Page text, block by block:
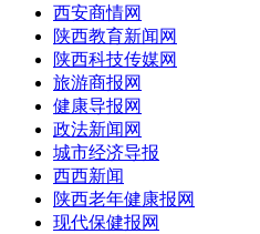
西安商情网
陕西教育新闻网
陕西科技传媒网
旅游商报网
健康导报网
政法新闻网
城市经济导报
西西新闻
陕西老年健康报网
现代保健报网